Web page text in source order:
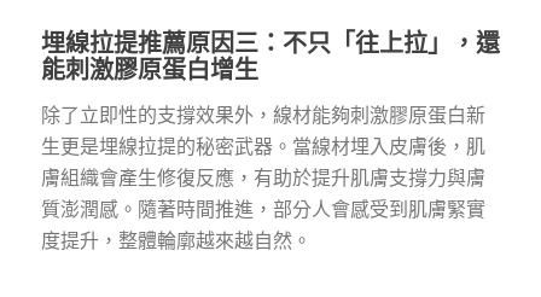
埋線拉提推薦原因三：不只「往上拉」，還
能刺激膠原蛋白增生
除了立即性的支撐效果外，線材能夠刺激膠原蛋白新
生更是埋線拉提的秘密武器。當線材埋入皮膚後，肌
膚組織會產生修復反應，有助於提升肌膚支撐力與膚
質澎潤感。隨著時間推進，部分人會感受到肌膚緊實
度提升，整體輪廓越來越自然。